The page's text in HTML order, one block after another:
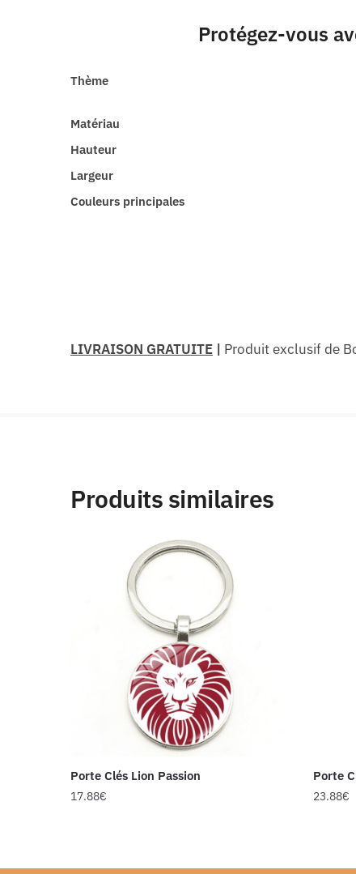
Protégez-vous
Thème
Matériau
Hauteur
Largeur
Couleurs principales
LIVRAISON GRATUITE | Produit exclusif de
Produits similaires
Porte Clés Lion Passion
17.88€
Porte
23.88€